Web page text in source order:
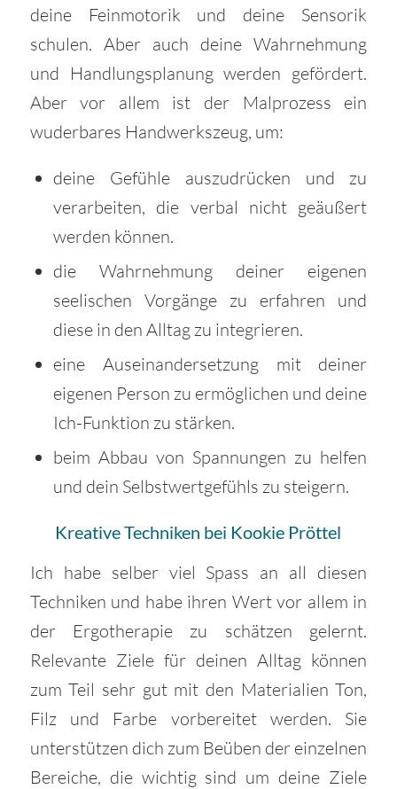
deine Feinmotorik und deine Sensorik
schulen. Aber auch deine Wahrnehmung
und Handlungsplanung werden gefördert.
Aber vor allem ist der Malprozess ein
wuderbares Handwerkszeug, um:
deine Gefühle auszudrücken und zu
verarbeiten, die verbal nicht geäußert
werden können.
die Wahrnehmung deiner eigenen
seelischen Vorgänge zu erfahren und
diese in den Alltag zu integrieren.
eine Auseinandersetzung mit deiner
eigenen Person zu ermöglichen und deine
Ich-Funktion zu stärken.
beim Abbau von Spannungen zu helfen
und dein Selbstwertgefühls zu steigern.
Kreative Techniken bei Kookie Pröttel
Ich habe selber viel Spass an all diesen
Techniken und habe ihren Wert vor allem in
der Ergotherapie zu schätzen gelernt.
Relevante Ziele für deinen Alltag können
zum Teil sehr gut mit den Materialien Ton,
Filz und Farbe vorbereitet werden. Sie
unterstützen dich zum Beüben der einzelnen
Bereiche, die wichtig sind um deine Ziele